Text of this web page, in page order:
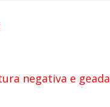
negativa e geada